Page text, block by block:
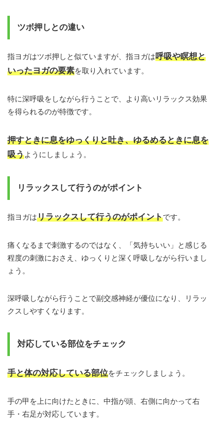
ツボ押しとの違い
指ヨガはツボ押しと似ていますが、指ヨガは呼吸や瞑想と
いったヨガの要素を取り入れています。
特に深呼吸をしながら行うことで、より高いリラックス効果
を得られるのが特徴です。
押すときに息をゆっくりと吐き、ゆるめるときに息を
吸うようにしましょう。
リラックスして行うのがポイント
指ヨガはリラックスして行うのがポイントです。
痛くなるまで刺激するのではなく、「気持ちいい」と感じる
程度の刺激におさえ、ゆっくりと深く呼吸しながら行いまし
ょう。
深呼吸しながら行うことで副交感神経が優位になり、リラッ
クスしやすくなります。
対応している部位をチェック
手と体の対応している部位をチェックしましょう。
手の甲を上に向けたときに、中指が頭、右側に向かって右
手・右足が対応しています。